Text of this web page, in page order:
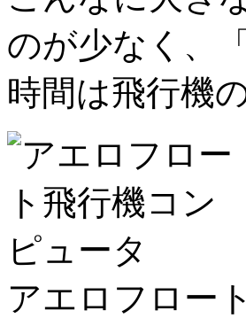
のが少なく、
時間は飛行機
アエロフロー